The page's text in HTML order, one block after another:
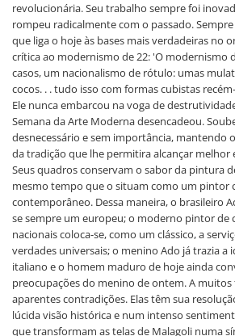
revolucionária. Seu trabalho sempre foi
rompeu radicalmente com o passado.
que liga o hoje às bases mais verdadeiras no
crítica ao modernismo de 22: 'O modernismo
casos, um nacionalismo de rótulo: umas
cocos. . . tudo isso com formas cubistas
Ele nunca embarcou na voga de
Semana da Arte Moderna desencadeou.
desnecessário e sem importância, mantendo
da tradição que lhe permitira alcançar melhor
Seus quadros conservam o sabor da pintura
mesmo tempo que o situam como um pintor
contemporâneo. Dessa maneira, o brasileiro
se sempre um europeu; o moderno pintor de
nacionais coloca-se, como um clássico, a
verdades universais; o menino Ado já trazia a
italiano e o homem maduro de hoje ainda
preocupações do menino de ontem. A
aparentes contradições. Elas têm sua
lúcida visão histórica e num intenso
que transformam as telas de Malagoli numa